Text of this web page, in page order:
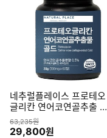
네추럴플레이스 프로테오
글리칸 연어코연골추출 골
드 60정 (3개)
상품금액
63,235원
할인금액
29,800원